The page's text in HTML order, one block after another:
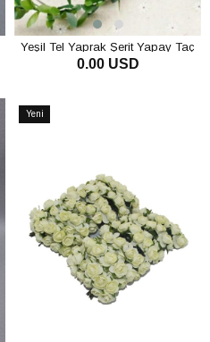
Yeşil Tel Yaprak Şerit Yapay Taç
Sarmaşık Süs 7 m
0.00 USD
Yeni